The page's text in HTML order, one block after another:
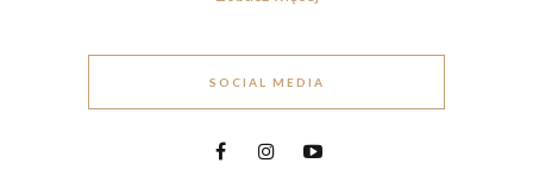
SOCIAL MEDIA